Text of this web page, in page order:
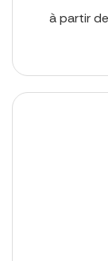
à partir de